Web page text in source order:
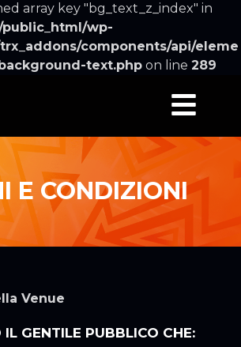
array key "bg_text_z_index" in
wp-
components/api/eleme
text.php on line 289
E CONDIZIONI
Venue
GENTILE PUBBLICO CHE: